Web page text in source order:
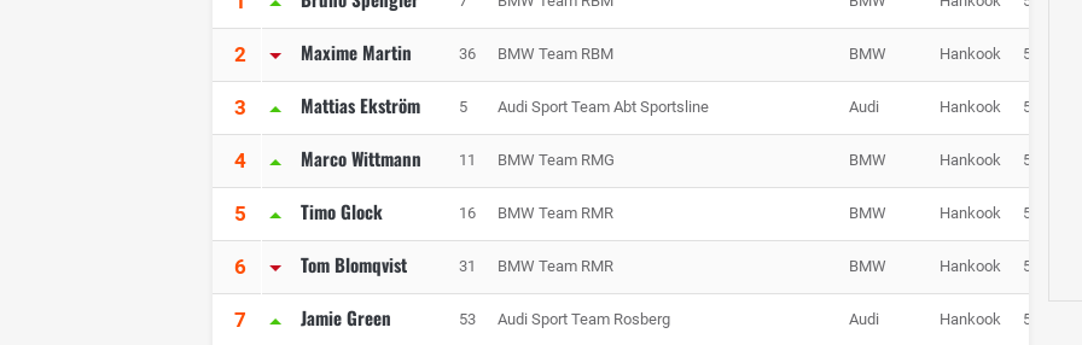
2 Maxime Martin 36 BMW Team RBM BMW Hankook 53:19.917
3 Mattias Ekström 5 Audi Sport Team Abt Sportsline Audi Hankook 53:20.308
4 Marco Wittmann 11 BMW Team RMG BMW Hankook 53:26.344
5 Timo Glock 16 BMW Team RMR BMW Hankook 53:27.683
6 Tom Blomqvist 31 BMW Team RMR BMW Hankook 53:28.360
7 Jamie Green 53 Audi Sport Team Rosberg Audi Hankook 53:34.105